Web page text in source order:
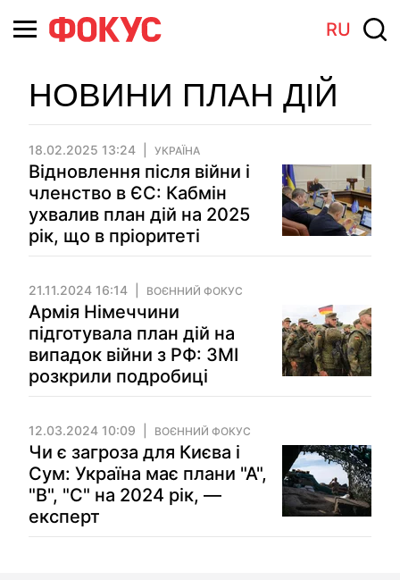
RU
НОВИНИ ПЛАН ДІЙ
18.02.2025 13:24 УКРАЇНА
Відновлення після війни і
членство в ЄС: Кабмін
ухвалив план дій на 2025
рік, що в пріоритеті
21.11.2024 16:14 ВОЄННИЙ ФОКУС
Армія Німеччини
підготувала план дій на
випадок війни з РФ: ЗМІ
розкрили подробиці
12.03.2024 10:09 ВОЄННИЙ ФОКУС
Чи є загроза для Києва і
Сум: Україна має плани "А",
"В", "С" на 2024 рік, —
експерт